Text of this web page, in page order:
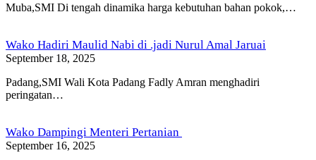
Muba,SMI Di tengah dinamika harga kebutuhan bahan pokok,…
Wako Hadiri Maulid Nabi di .jadi Nurul Amal Jaruai
September 18, 2025
Padang,SMI Wali Kota Padang Fadly Amran menghadiri
peringatan…
Wako Dampingi Menteri Pertanian
September 16, 2025